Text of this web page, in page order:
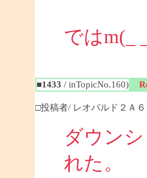
ではm(_
■1433 / inTopicNo.160)
□投稿者/ レオパルド２Ａ６
ダウン
れた。